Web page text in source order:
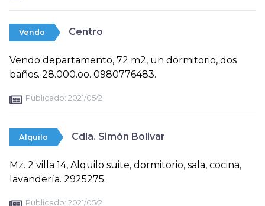
Vendo Centro
Vendo departamento, 72 m2, un dormitorio, dos
baños. 28.000.oo. 0980776483.
Publicado: 2021/05/2
Alquilo Cdla. Simón Bolivar
Mz. 2 villa 14, Alquilo suite, dormitorio, sala, cocina,
lavandería. 2925275.
Publicado: 2021/05/2